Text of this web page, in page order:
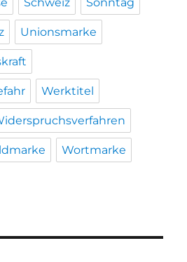
Unionsmarke
Werktitel
Wortmarke